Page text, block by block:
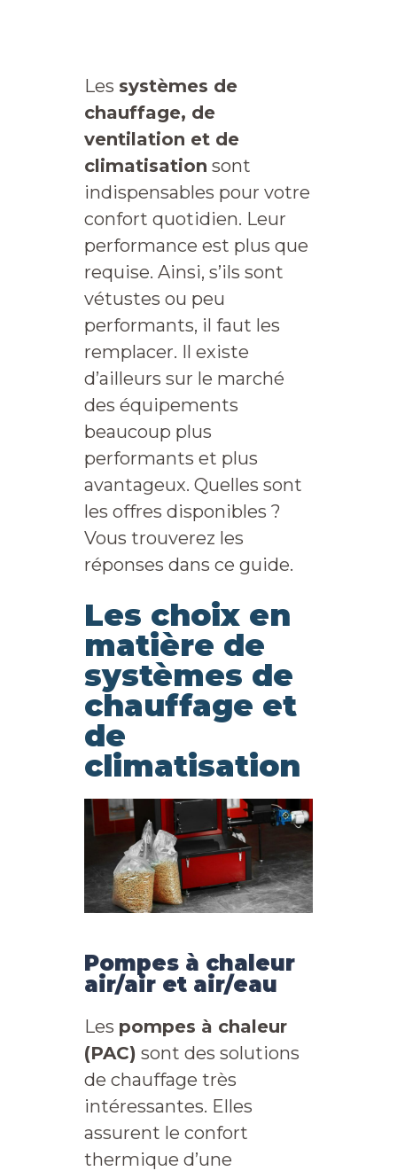
Les systèmes de
chauffage, de
ventilation et de
climatisation sont
indispensables pour votre
confort quotidien. Leur
performance est plus que
requise. Ainsi, s’ils sont
vétustes ou peu
performants, il faut les
remplacer. Il existe
d’ailleurs sur le marché
des équipements
beaucoup plus
performants et plus
avantageux. Quelles sont
les offres disponibles ?
Vous trouverez les
réponses dans ce guide.
Les choix en
matière de
systèmes de
chauffage et
de
climatisation
Pompes à chaleur
air/air et air/eau
Les pompes à chaleur
(PAC) sont des solutions
de chauffage très
intéressantes. Elles
assurent le confort
thermique d’une